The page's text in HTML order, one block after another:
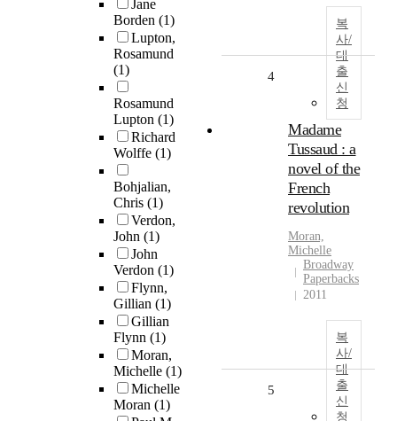
Jane
Borden (1)
Lupton,
Rosamund
(1)
Rosamund
Lupton (1)
Richard
Wolffe (1)
Bohjalian,
Chris (1)
Verdon,
John (1)
John
Verdon (1)
Flynn,
Gillian (1)
Gillian
Flynn (1)
Moran,
Michelle (1)
Michelle
Moran (1)
복
사/
대
출
신
청
4
Madame
Tussaud : a
novel of the
French
revolution
Moran,
Michelle
Broadway
Paperbacks
2011
복
사/
대
출
신
청
5